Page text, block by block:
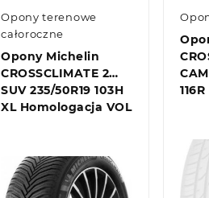
Opony terenowe
całoroczne
Opony Michelin
CROSSCLIMATE 2
SUV 235/50R19 103H
XL Homologacja VOL
116R